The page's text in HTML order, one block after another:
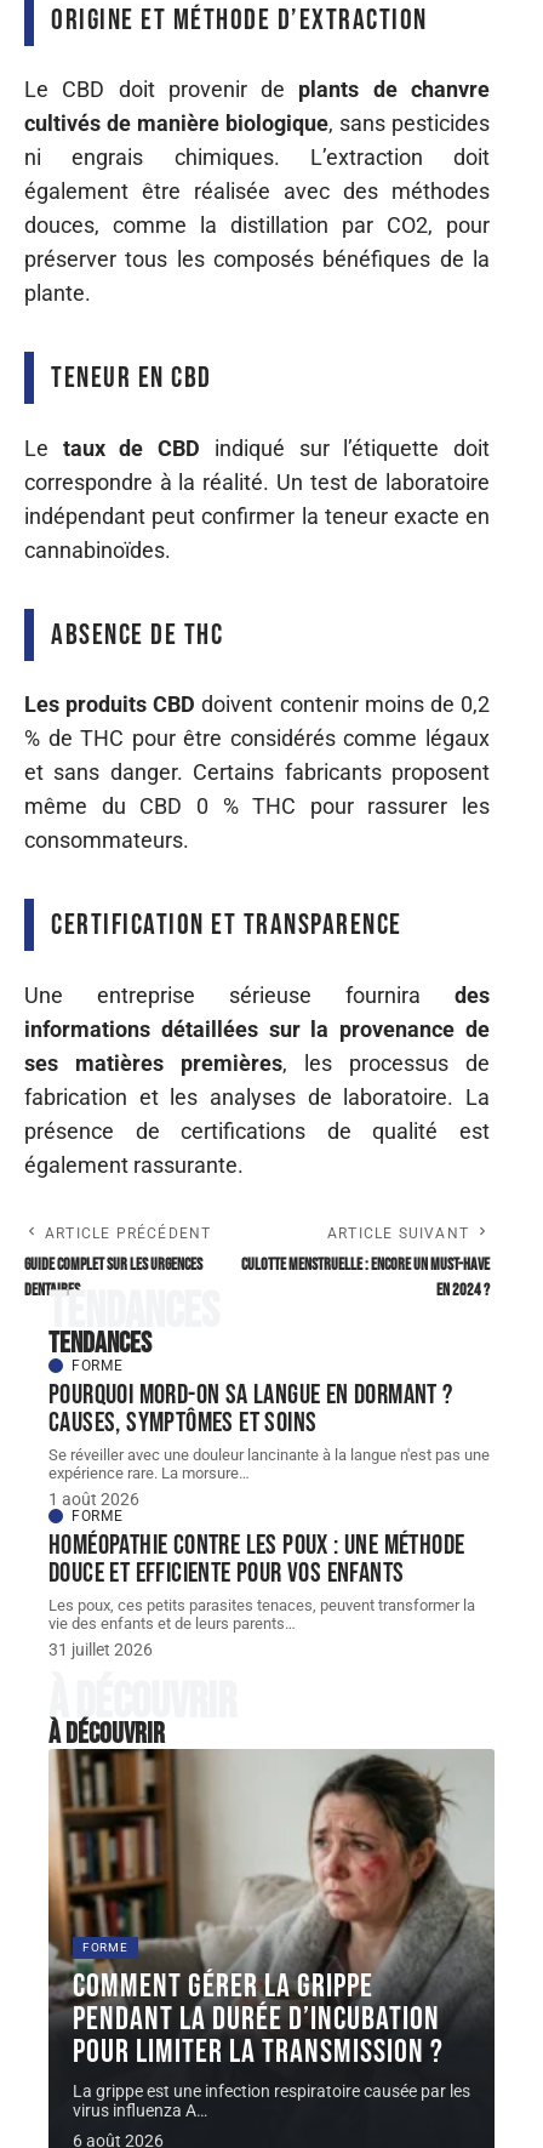
Origine et méthode d’extraction
Le CBD doit provenir de plants de chanvre
cultivés de manière biologique, sans pesticides
ni engrais chimiques. L’extraction doit
également être réalisée avec des méthodes
douces, comme la distillation par CO2, pour
préserver tous les composés bénéfiques de la
plante.
Teneur en CBD
Le taux de CBD indiqué sur l’étiquette doit
correspondre à la réalité. Un test de laboratoire
indépendant peut confirmer la teneur exacte en
cannabinoïdes.
Absence de THC
Les produits CBD doivent contenir moins de 0,2
% de THC pour être considérés comme légaux
et sans danger. Certains fabricants proposent
même du CBD 0 % THC pour rassurer les
consommateurs.
Certification et transparence
Une entreprise sérieuse fournira des
informations détaillées sur la provenance de
ses matières premières, les processus de
fabrication et les analyses de laboratoire. La
présence de certifications de qualité est
également rassurante.
ARTICLE PRÉCÉDENT
Guide complet sur les urgences
dentaires
ARTICLE SUIVANT
Culotte menstruelle : encore un must-have
en 2024 ?
Tendances
Tendances
FORME
Pourquoi mord-on sa langue en dormant ?
Causes, symptômes et soins
Se réveiller avec une douleur lancinante à la langue n'est pas une
expérience rare. La morsure…
1 août 2026
FORME
Homéopathie contre les poux : une méthode
douce et efficiente pour vos enfants
Les poux, ces petits parasites tenaces, peuvent transformer la
vie des enfants et de leurs parents…
31 juillet 2026
À découvrir
À découvrir
FORME
Comment gérer la grippe
pendant la durée d’incubation
pour limiter la transmission ?
La grippe est une infection respiratoire causée par les
virus influenza A…
6 août 2026